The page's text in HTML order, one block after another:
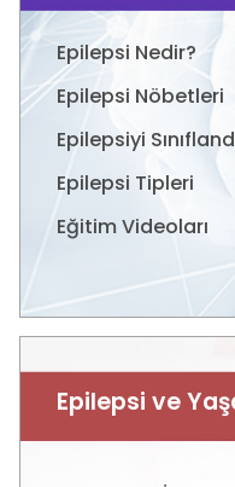
Epilepsi Nedir?
Epilepsi Nöbetleri
Epilepsiyi
Epilepsi Tipleri
Eğitim Videoları
Epilepsi ve